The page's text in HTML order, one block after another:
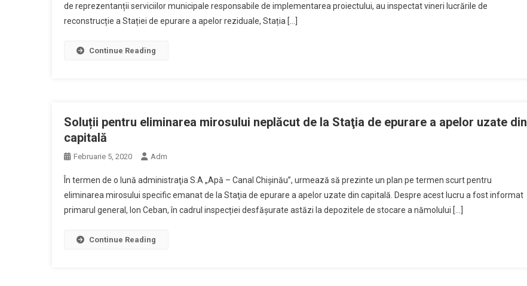
de reprezentanții serviciilor municipale responsabile de implementarea proiectului, au inspectat vineri lucrările de
reconstrucție a Stației de epurare a apelor reziduale, Stația […]
Continue Reading
Soluții pentru eliminarea mirosului neplăcut de la Staţia de epurare a apelor uzate din
capitală
Februarie 5, 2020 Adm
În termen de o lună administraţia S.A „Apă – Canal Chişinău”, urmează să prezinte un plan pe termen scurt pentru
eliminarea mirosului specific emanat de la Staţia de epurare a apelor uzate din capitală. Despre acest lucru a fost informat
primarul general, Ion Ceban, în cadrul inspecției desfășurate astăzi la depozitele de stocare a nămolului […]
Continue Reading